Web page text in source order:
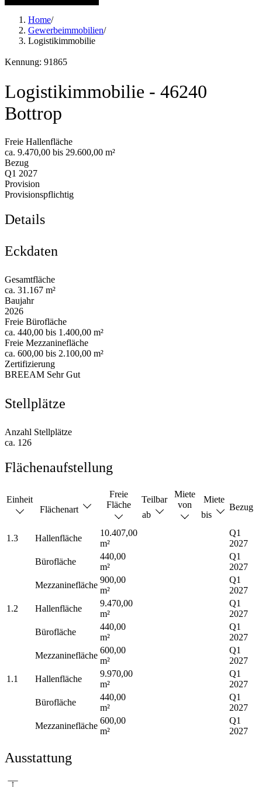
Home/
Gewerbeimmobilien/
Logistikimmobilie
Kennung: 91865
Logistikimmobilie - 46240
Bottrop
Freie Hallenfläche
ca. 9.470,00 bis 29.600,00 m²
Bezug
Q1 2027
Provision
Provisionspflichtig
Details
Eckdaten
Gesamtfläche
ca. 31.167 m²
Baujahr
2026
Freie Bürofläche
ca. 440,00 bis 1.400,00 m²
Freie Mezzaninefläche
ca. 600,00 bis 2.100,00 m²
Zertifizierung
BREEAM Sehr Gut
Stellplätze
Anzahl Stellplätze
ca. 126
Flächenaufstellung
Einheit
Flächenart
Freie
Fläche
Teilbar
ab
Miete
von
Miete
bis
Bezug
1.3 Hallenfläche
10.407,00
m²
Q1
2027
Bürofläche
440,00
m²
Q1
2027
Mezzaninefläche
900,00
m²
Q1
2027
1.2
Hallenfläche
9.470,00
m²
Q1
2027
Bürofläche
440,00
m²
Q1
2027
Mezzaninefläche
600,00
m²
Q1
2027
1.1
Hallenfläche
9.970,00
m²
Q1
2027
Bürofläche
440,00
m²
Q1
2027
Mezzaninefläche
600,00
m²
Q1
2027
Ausstattung